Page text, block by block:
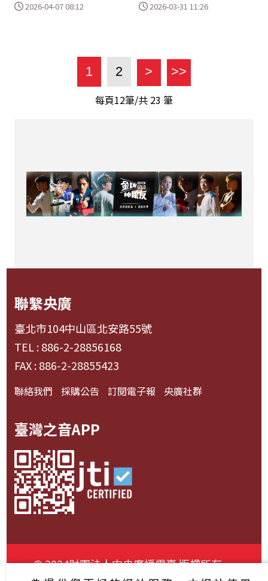
2026-04-07 08:12 2026-03-31 11:26
1 2 > >>
每頁12筆/共 23 筆
聯繫央廣
臺北市104中山區北安路55號
TEL : 886-2-28856168
FAX : 886-2-28855423
聯絡我們 採購公告 訂閱電子報 央廣社群
臺灣之音APP
© 2024財團法人中央廣播電臺 版權所有